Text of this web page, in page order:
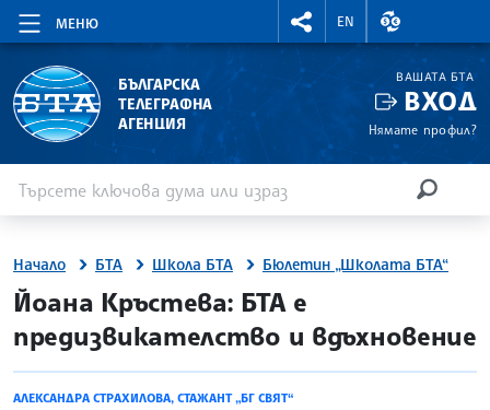
МЕНЮ
RIGHTMENU.SOCIAL
EN
ВАЛУТНИ
БЪЛГАРСКА
ТЕЛЕГРАФНА
АГЕНЦИЯ
ВАШАТА БТА
ВХОД
Нямате профил?
Начало БТА Школа БТА Бюлетин „Школата БТА“
site.bta
Йоана Кръстева: БТА е
предизвикателство и вдъхновение
АЛЕКСАНДРА СТРАХИЛОВА, СТАЖАНТ „БГ СВЯТ“